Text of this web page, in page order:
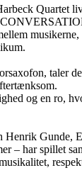
Quartet
taler
og en ro,
Henrik Gunde,
– har spillet